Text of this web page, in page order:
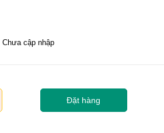
Chưa cập nhập
Đặt hàng